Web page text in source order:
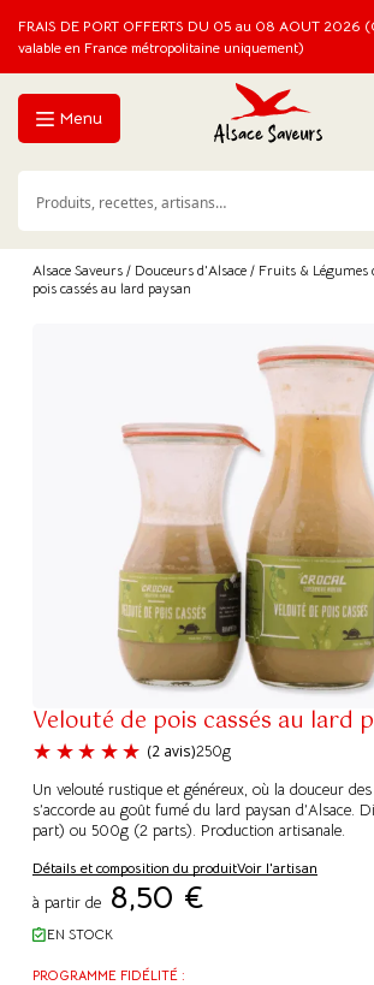
FRAIS DE PORT OFFERTS DU 05 au 08 AOUT 2026
valable en France métropolitaine uniquement)
Menu
Alsace Saveurs / Douceurs d'Alsace / Fruits & Légumes
pois cassés au lard paysan
Velouté de pois cassés au lard
(2 avis)
250g
Un velouté rustique et généreux, où la douceur
s’accorde au goût fumé du lard paysan d’Alsace.
part) ou 500g (2 parts). Production artisanale.
Détails et composition du produitVoir l'artisan
à partir de 8,50 €
EN STOCK
PROGRAMME FIDÉLITÉ :